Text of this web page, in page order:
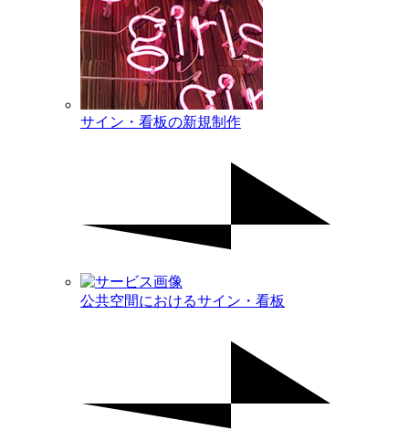
サイン・看板の新規制作
公共空間におけるサイン・看板